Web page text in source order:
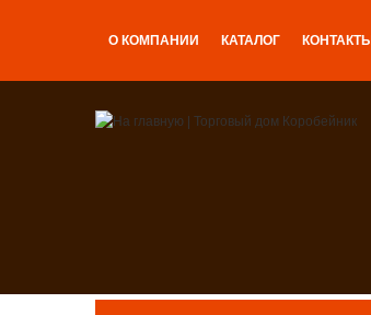
О КОМПАНИИ КАТАЛОГ КОНТАКТЫ